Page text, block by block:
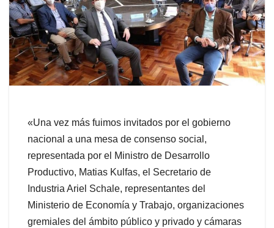
«Una vez más fuimos invitados por el gobierno
nacional a una mesa de consenso social,
representada por el Ministro de Desarrollo
Productivo, Matias Kulfas, el Secretario de
Industria Ariel Schale, representantes del
Ministerio de Economía y Trabajo, organizaciones
gremiales del ámbito público y privado y cámaras